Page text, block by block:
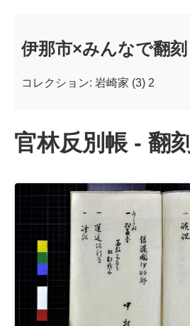
伊那市×みんなで翻刻
コレクション: 岩崎家 (3) 2
官林反別帳 - 翻刻